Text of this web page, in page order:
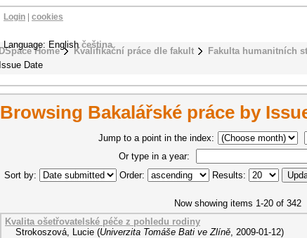
DSpace Home Kvalifikační práce dle fakult Fakulta humanitních
Issue Date
Login cookies
Language: Englishčeština
Browsing Bakalářské práce by
Jump to a point in the index:
Or type in a year:
Sort by:
Order: Results:
Now showing items 1-20 of 342
Kvalita ošetřovatelské péče z pohledu rodiny
Strokoszová, Lucie (Univerzita Tomáše Bati ve Zlíně, 2009-01-12)